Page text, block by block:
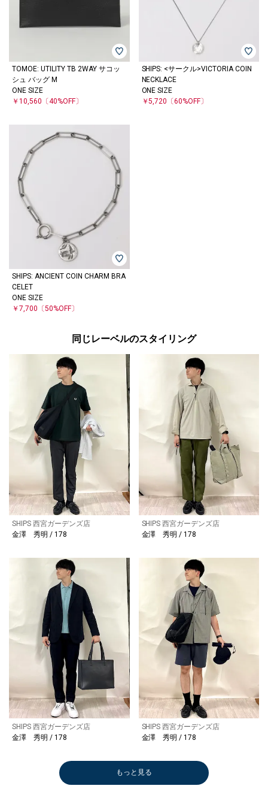
TOMOE: UTILITY TB 2WAY サコッ
シュ バッグ M
ONE SIZE
￥10,560 〔40%OFF〕
SHIPS: <サークル>VICTORIA COIN
NECKLACE
ONE SIZE
￥5,720 〔60%OFF〕
SHIPS: ANCIENT COIN CHARM BRA
CELET
ONE SIZE
￥7,700 〔50%OFF〕
同じレーベルのスタイリング
SHIPS 西宮ガーデンズ店
金澤 秀明 / 178
SHIPS 西宮ガーデンズ店
金澤 秀明 / 178
SHIPS 西宮ガーデンズ店
金澤 秀明 / 178
SHIPS 西宮ガーデンズ店
金澤 秀明 / 178
もっと見る